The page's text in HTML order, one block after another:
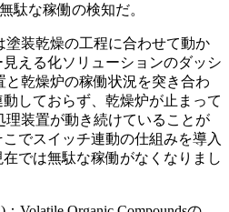
駄な稼働の検知だ。
塗装乾燥の工程に合わせて動か
える化ソリューションのダッシ
と乾燥炉の稼働状況を突き合わ
しておらず、乾燥炉が止まって
理装置が動き続けていることが
でスイッチ連動の仕組みを導入
では無駄な稼働がなくなりまし